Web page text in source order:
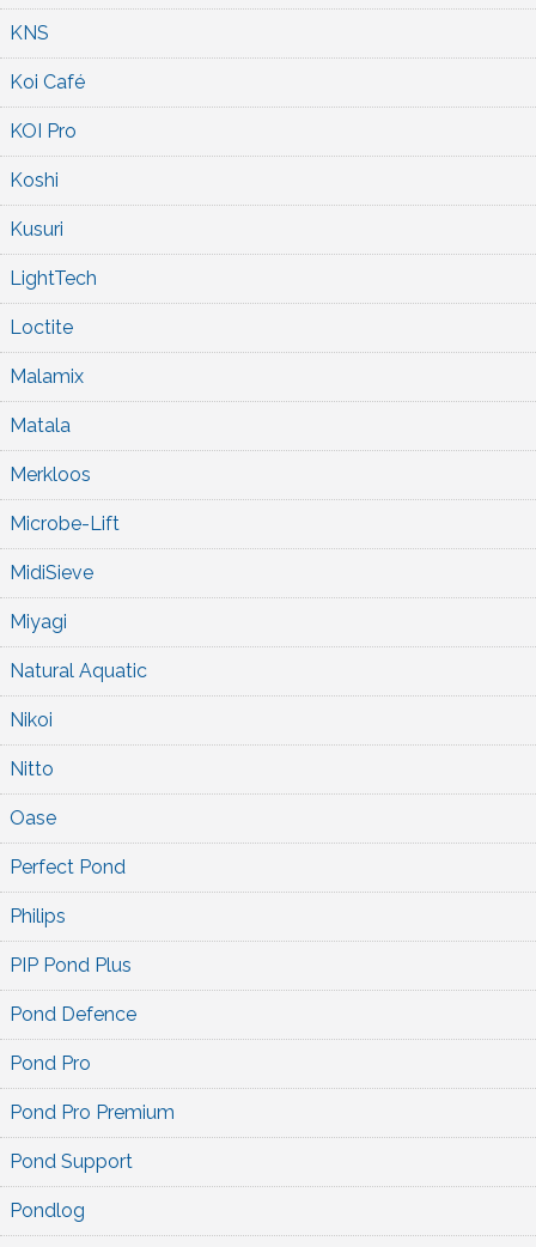
KNS
Koi Café
KOI Pro
Koshi
Kusuri
LightTech
Loctite
Malamix
Matala
Merkloos
Microbe-Lift
MidiSieve
Miyagi
Natural Aquatic
Nikoi
Nitto
Oase
Perfect Pond
Philips
PIP Pond Plus
Pond Defence
Pond Pro
Pond Pro Premium
Pond Support
Pondlog